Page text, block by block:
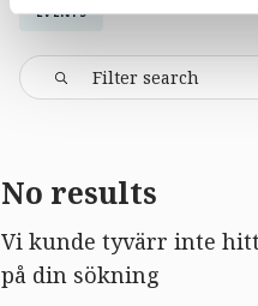
EVENTS
No results
Vi kunde tyvärr inte
på din sökning